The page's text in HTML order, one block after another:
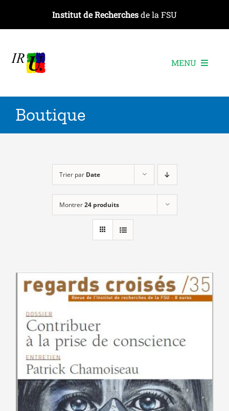
contenu
Institut de Recherchesde la FSU
MENU
Les recherches
Les événements
Boutique
Trier par Date
Montrer24 produits